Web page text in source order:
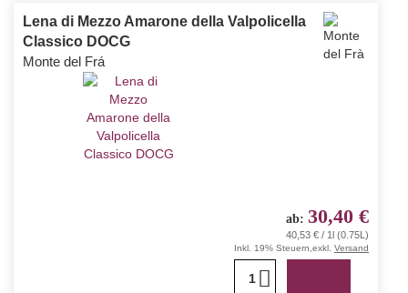
Lena di Mezzo Amarone della Valpolicella
Classico DOCG
Monte del Frá
ab 30,40 €
40,53 € / 1l (0.75L)
Inkl. 19% Steuern exkl. Versand
1